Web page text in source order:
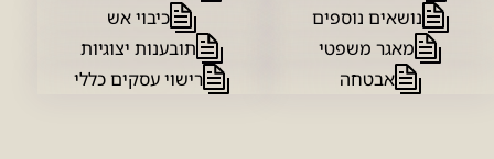
נושאים נוספים
כיבוי אש
מאגר משפטי
תובענות יצוגיות
אבטחה
רישוי עסקים כללי